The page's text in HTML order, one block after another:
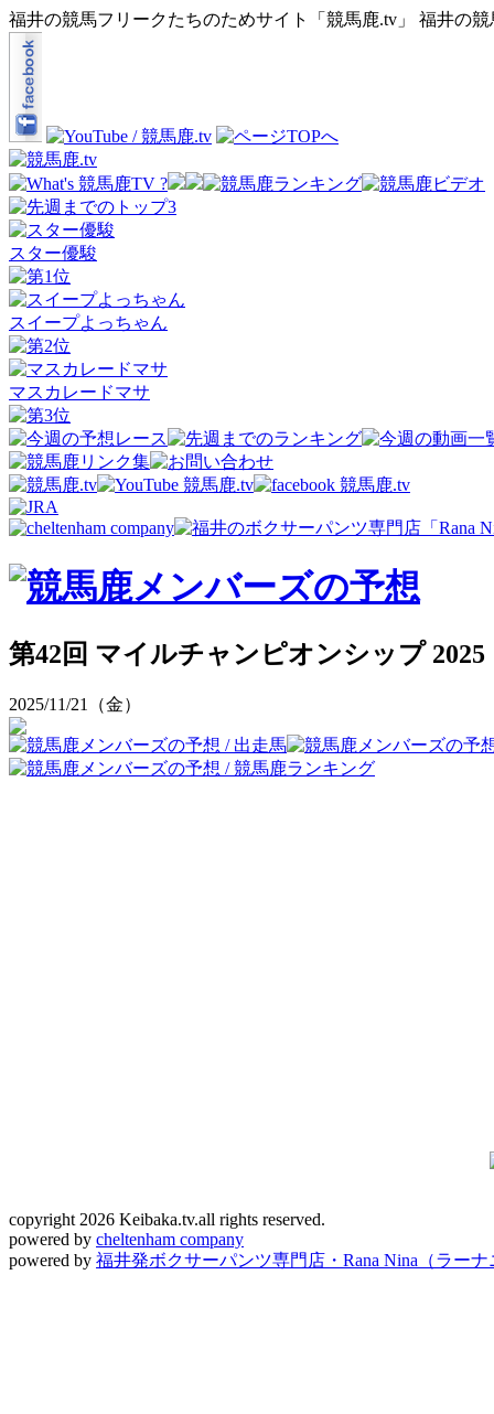
福井の競馬フリークたちのためサイト「競馬鹿.tv」 福井の
スター優駿
スイープよっちゃん
マスカレードマサ
第42回 マイルチャンピオンシップ 2025
2025/11/21（金）
copyright 2026 Keibaka.tv.all rights reserved.
powered by cheltenham company
powered by 福井発ボクサーパンツ専門店・Rana Nina（ラー